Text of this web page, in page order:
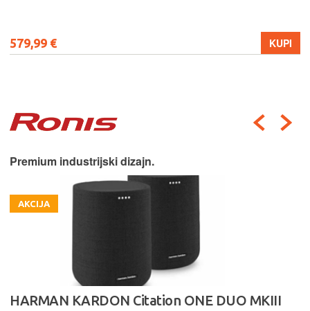
579,99 € KUPI
Premium industrijski dizajn.
AKCIJA
HARMAN KARDON Citation ONE DUO MKIII